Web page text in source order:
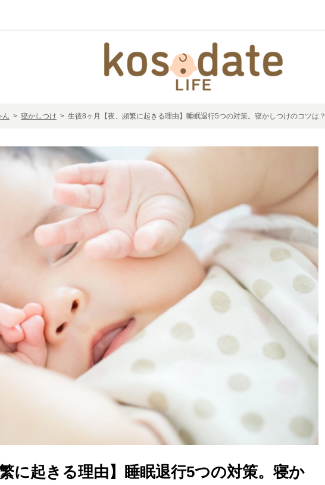
ん > 寝かしつけ > 生後8ヶ月【夜、頻繁に起きる理由】睡眠退行5つの対策。寝かしつけのコツは？
に起きる理由】睡眠退行5つの対策。寝か